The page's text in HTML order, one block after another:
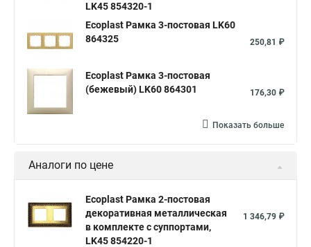
LK45 854320-1
Ecoplast Рамка 3-постовая LK60
864325
250,81 ₽
Ecoplast Рамка 3-постовая
(бежевый) LK60 864301
176,30 ₽
Показать больше
Аналоги по цене
Ecoplast Рамка 2-постовая
декоративная металлическая
в комплекте с суппортами,
LK45 854220-1
1 346,79 ₽